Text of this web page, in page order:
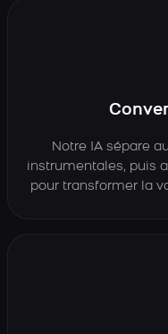
Notre IA sépare
instrumentales, puis
pour transformer la